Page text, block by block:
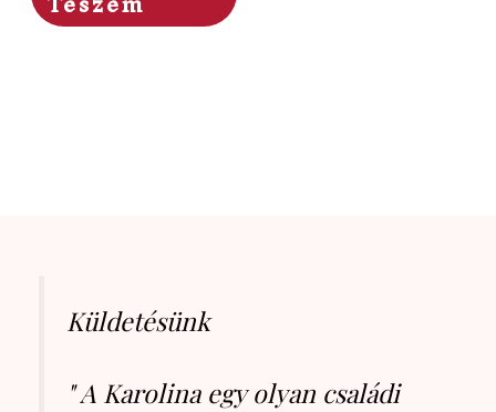
Küldetésünk
" A Karolina egy olyan családi